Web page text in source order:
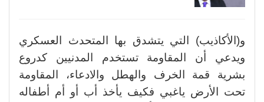
و(الأكاذيب) التي يتشدق بها المتحدث العسكري
ويدعي أن المقاومة تستخدم المدنيين كدروع
بشرية قمة الخرف والهطل والادعاء، المقاومة
تحت الأرض ياغبي فكيف يأخذ أب أو أم أطفاله